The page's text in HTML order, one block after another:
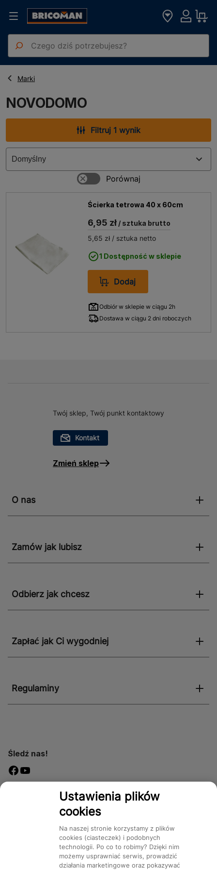
Strona główna
Marki
NOVODOMO
NOVODOMO
Filtruj 1 wynik
Ścierka tetrowa 40 x 60cm
6,95 zł / sztuka brutto
5,65 zł / sztuka netto
1 Dostępność w sklepie
Dodaj
Odbiór w sklepie w ciągu 2h
Dostawa w ciągu 2 dni roboczych
Twój sklep, Twój punkt kontaktowy
Kontakt
Zmień sklep
O nas
Zamów jak lubisz
Odbierz jak chcesz
Zapłać jak Ci wygodniej
Regulaminy
Śledź nas!
Dostępność
Kategorie Produkty Marki CMS
Ustawienia plików
cookies
Na naszej stronie korzystamy z plików
cookies (ciasteczek) i podobnych
technologii. Po co to robimy? Dzięki nim
możemy usprawniać serwis, prowadzić
działania marketingowe oraz pokazywać